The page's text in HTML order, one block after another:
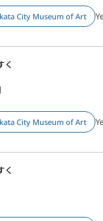
City Museum of Art
く
City Museum of Art
く